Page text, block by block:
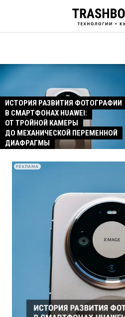
ИСТОРИЯ РАЗВИТИЯ ФОТОГРАФИИ
В СМАРТФОНАХ HUAWEI:
ОТ ТРОЙНОЙ КАМЕРЫ
ДО МЕХАНИЧЕСКОЙ ПЕРЕМЕННОЙ
ДИАФРАГМЫ
РЕКЛАМА